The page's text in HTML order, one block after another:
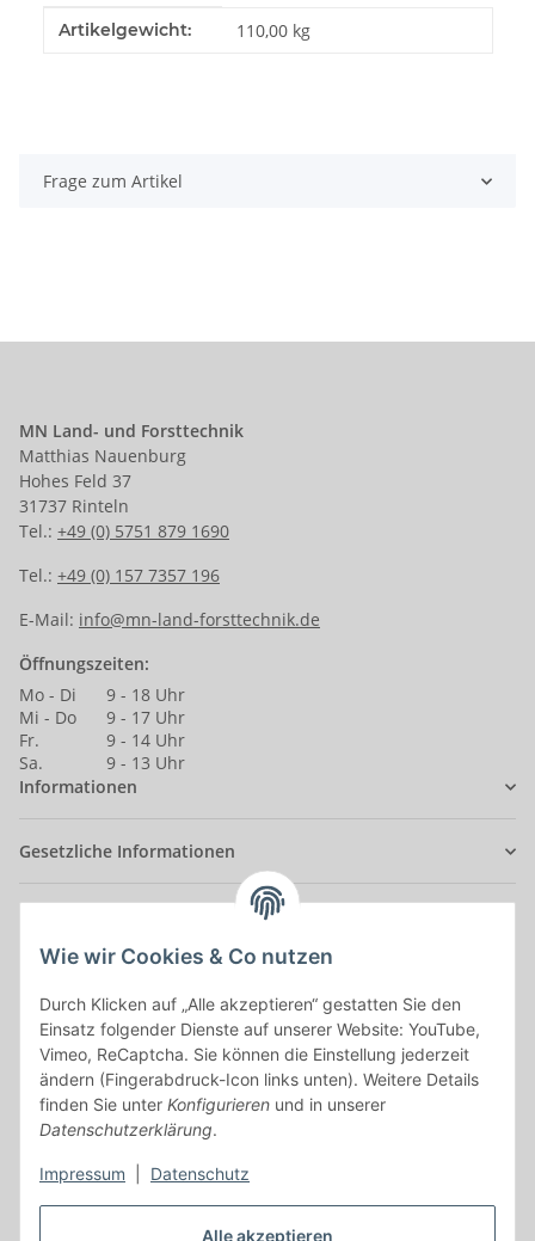
Alle akzeptieren
Wie wir Cookies & Co nutzen
Durch Klicken auf „Alle akzeptieren“ gestatten Sie den
Einsatz folgender Dienste auf unserer Website: YouTube,
Vimeo, ReCaptcha. Sie können die Einstellung jederzeit
ändern (Fingerabdruck-Icon links unten). Weitere Details
finden Sie unter Konfigurieren und in unserer
Datenschutzerklärung.
Impressum Datenschutz
Produkteigenschaft
Wert
Artikelgewicht: 110,00 kg
Frage zum Artikel
MN Land- und Forsttechnik
Matthias Nauenburg
Hohes Feld 37
31737 Rinteln
Tel.: +49 (0) 5751 879 1690
Tel.: +49 (0) 157 7357 196
E-Mail: info@mn-land-forsttechnik.de
Öffnungszeiten:
Mo - Di
9 - 18 Uhr
Mi - Do
9 - 17 Uhr
Fr.
9 - 14 Uhr
Sa.
9 - 13 Uhr
Informationen
Gesetzliche Informationen
Alle mit*markierten Felder sind Pflichtfelder.
E-Mail-Adresse
Passwort
Passwort vergessen
Neu hier?